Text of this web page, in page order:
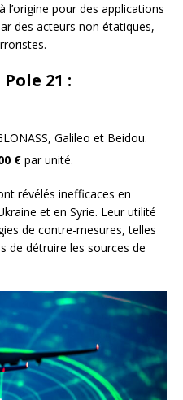
l’origine pour des applications
des acteurs non étatiques,
21 :
Galileo et Beidou.
€ par unité.
révélés inefficaces en
et en Syrie. Leur utilité
de contre-mesures, telles
de détruire les sources de